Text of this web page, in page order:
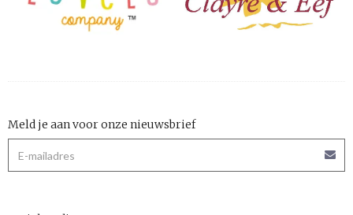
Meld je aan voor onze nieuwsbrief